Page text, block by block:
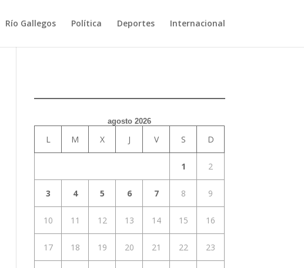
Río Gallegos Política Deportes Internacional
agosto 2026
L M X J V S D
1 2
3 4 5 6 7 8 9
10 11 12 13 14 15 16
17 18 19 20 21 22 23